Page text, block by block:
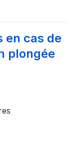
en cas de
plongée